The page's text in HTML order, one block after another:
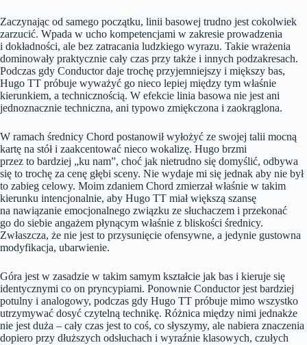
Zaczynając od samego początku, linii basowej trudno jest cokolwiek
zarzucić. Wpada w ucho kompetencjami w zakresie prowadzenia
i dokładności, ale bez zatracania ludzkiego wyrazu. Takie wrażenia
dominowały praktycznie cały czas przy także i innych podzakresach.
Podczas gdy Conductor daje trochę przyjemniejszy i miększy bas,
Hugo TT próbuje wyważyć go nieco lepiej między tym właśnie
kierunkiem, a technicznością. W efekcie linia basowa nie jest ani
jednoznacznie techniczna, ani typowo zmiękczona i zaokrąglona.
W ramach średnicy Chord postanowił wyłożyć ze swojej talii mocną
kartę na stół i zaakcentować nieco wokalizę. Hugo brzmi
przez to bardziej „ku nam”, choć jak nietrudno się domyślić, odbywa
się to trochę za cenę głębi sceny. Nie wydaje mi się jednak aby nie był
to zabieg celowy. Moim zdaniem Chord zmierzał właśnie w takim
kierunku intencjonalnie, aby Hugo TT miał większą szansę
na nawiązanie emocjonalnego związku ze słuchaczem i przekonać
go do siebie angażem płynącym właśnie z bliskości średnicy.
Zwłaszcza, że nie jest to przysunięcie ofensywne, a jedynie gustowna
modyfikacja, ubarwienie.
Góra jest w zasadzie w takim samym kształcie jak bas i kieruje się
identycznymi co on pryncypiami. Ponownie Conductor jest bardziej
potulny i analogowy, podczas gdy Hugo TT próbuje mimo wszystko
utrzymywać dosyć czytelną technikę. Różnica między nimi jednakże
nie jest duża – cały czas jest to coś, co słyszymy, ale nabiera znaczenia
dopiero przy dłuższych odsłuchach i wyraźnie klasowych, czułych